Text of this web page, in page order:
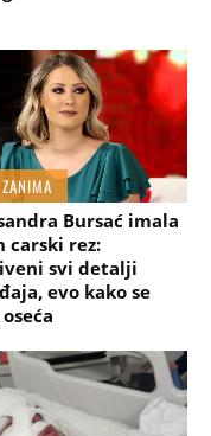
Bursać imala
carski rez:
svi detalji
evo kako se